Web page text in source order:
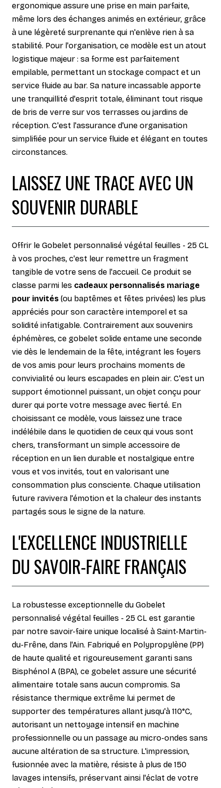
ergonomique assure une prise en main parfaite,
même lors des échanges animés en extérieur, grâce
à une légèreté surprenante qui n'enlève rien à sa
stabilité. Pour l'organisation, ce modèle est un atout
logistique majeur : sa forme est parfaitement
empilable, permettant un stockage compact et un
service fluide au bar. Sa nature incassable apporte
une tranquillité d'esprit totale, éliminant tout risque
de bris de verre sur vos terrasses ou jardins de
réception. C'est l'assurance d'une organisation
simplifiée pour un service fluide et élégant en toutes
circonstances.
LAISSEZ UNE TRACE AVEC UN
SOUVENIR DURABLE
Offrir le Gobelet personnalisé végétal feuilles - 25 CL
à vos proches, c'est leur remettre un fragment
tangible de votre sens de l'accueil. Ce produit se
classe parmi les cadeaux personnalisés mariage
pour invités (ou baptêmes et fêtes privées) les plus
appréciés pour son caractère intemporel et sa
solidité infatigable. Contrairement aux souvenirs
éphémères, ce gobelet solide entame une seconde
vie dès le lendemain de la fête, intégrant les foyers
de vos amis pour leurs prochains moments de
convivialité ou leurs escapades en plein air. C'est un
support émotionnel puissant, un objet conçu pour
durer qui porte votre message avec fierté. En
choisissant ce modèle, vous laissez une trace
indélébile dans le quotidien de ceux qui vous sont
chers, transformant un simple accessoire de
réception en un lien durable et nostalgique entre
vous et vos invités, tout en valorisant une
consommation plus consciente. Chaque utilisation
future ravivera l'émotion et la chaleur des instants
partagés sous le signe de la nature.
L'EXCELLENCE INDUSTRIELLE
DU SAVOIR-FAIRE FRANÇAIS
La robustesse exceptionnelle du Gobelet
personnalisé végétal feuilles - 25 CL est garantie
par notre savoir-faire unique localisé à Saint-Martin-
du-Frêne, dans l'Ain. Fabriqué en Polypropylène (PP)
de haute qualité et rigoureusement garanti sans
Bisphénol A (BPA), ce gobelet assure une sécurité
alimentaire totale sans aucun compromis. Sa
résistance thermique extrême lui permet de
supporter des températures allant jusqu'à 110°C,
autorisant un nettoyage intensif en machine
professionnelle ou un passage au micro-ondes sans
aucune altération de sa structure. L'impression,
fusionnée avec la matière, résiste à plus de 150
lavages intensifs, préservant ainsi l'éclat de votre